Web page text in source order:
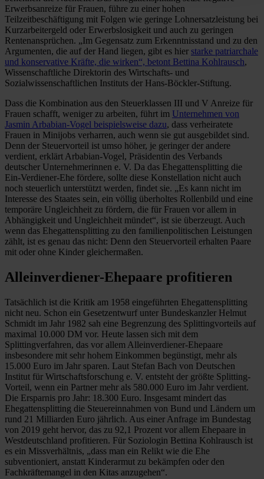
Erwerbsanreize für Frauen, führe zu einer hohen
Teilzeitbeschäftigung mit Folgen wie geringe Lohnersatzleistung bei
Kurzarbeitergeld oder Erwerbslosigkeit und auch zu geringen
Rentenansprüchen. „Im Gegensatz zum Erkenntnisstand und zu den
Argumenten, die auf der Hand liegen, gibt es hier starke patriarchale
und konservative Kräfte, die wirken“, betont Bettina Kohlrausch,
Wissenschaftliche Direktorin des Wirtschafts- und
Sozialwissenschaftlichen Instituts der Hans-Böckler-Stiftung.
Dass die Kombination aus den Steuerklassen III und V Anreize für
Frauen schafft, weniger zu arbeiten, führt im Unternehmen von
Jasmin Arbabian-Vogel beispielsweise dazu, dass verheiratete
Frauen in Minijobs verharren, auch wenn sie gut ausgebildet sind.
Denn der Steuervorteil ist umso höher, je geringer der andere
verdient, erklärt Arbabian-Vogel, Präsidentin des Verbands
deutscher Unternehmerinnen e. V. Da das Ehegattensplitting die
Ein-Verdiener-Ehe fördere, sollte diese Konstellation nicht auch
noch steuerlich unterstützt werden, findet sie. „Es kann nicht im
Interesse des Staates sein, ein völlig überholtes Rollenbild und eine
temporäre Ungleichheit zu fördern, die für Frauen vor allem in
Abhängigkeit und Ungleichheit mündet“, ist sie überzeugt. Auch
wenn das Ehegattensplitting zu den familienpolitischen Leistungen
zählt, ist es genau das nicht: Denn den Steuervorteil erhalten Paare
mit oder ohne Kinder gleichermaßen.
Alleinverdiener-Ehepaare profitieren
Tatsächlich ist die Kritik am 1958 eingeführten Ehegattensplitting
nicht neu. Schon ein Gesetzentwurf unter Bundeskanzler Helmut
Schmidt im Jahr 1982 sah eine Begrenzung des Splittingvorteils auf
maximal 10.000 DM vor. Heute lassen sich mit dem
Splittingverfahren, das vor allem Alleinverdiener-Ehepaare
insbesondere mit sehr hohem Einkommen begünstigt, mehr als
15.000 Euro im Jahr sparen. Laut Stefan Bach von Deutschen
Institut für Wirtschaftsforschung e. V. entsteht der größte Splitting-
Vorteil, wenn ein Partner mehr als 580.000 Euro im Jahr verdient.
Die Ersparnis pro Jahr: 18.300 Euro. Insgesamt mindert das
Ehegattensplitting die Steuereinnahmen von Bund und Ländern um
rund 21 Milliarden Euro jährlich. Aus einer Anfrage im Bundestag
von 2019 geht hervor, das zu 92,1 Prozent vor allem Ehepaare in
Westdeutschland profitieren. Für Soziologin Bettina Kohlrausch ist
es ein Missverhältnis, „dass man ein Relikt wie die Ehe
subventioniert, anstatt Kinderarmut zu bekämpfen oder den
Fachkräftemangel in den Kitas anzugehen“.